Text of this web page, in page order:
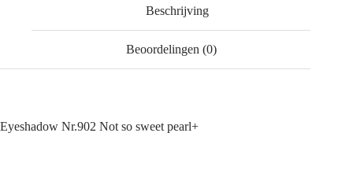
Beschrijving
Beoordelingen (0)
Eyeshadow Nr.902 Not so sweet pearl+